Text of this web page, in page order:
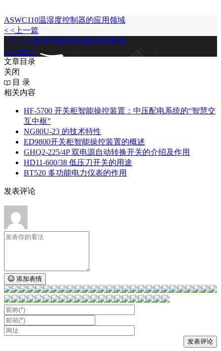
ASWC110温湿度控制器的应用领域
< <上一篇
CT0-5A 无功补偿控制仪的应用场景
下一篇>>
文章目录
关闭
目 录
相关内容
HF-5700 开关柜智能操控装置：中压配电系统的“智慧交
互中枢”
NG80U-23 的技术特性
ED9800开关柜智能操控装置的概述
GHQ2-225/4P 双电源自动转换开关的介绍及作用
HD11-600/38 低压刀开关的用途
BT520 多功能电力仪表的作用
发表评论
添加表情